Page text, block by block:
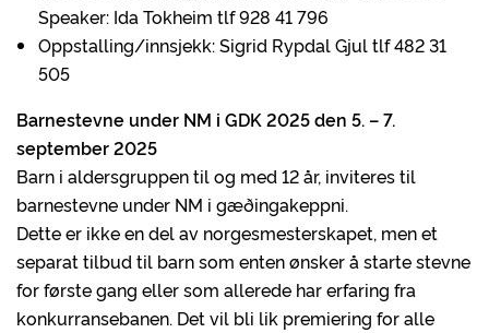
Speaker: Ida Tokheim tlf 928 41 796
Oppstalling/innsjekk: Sigrid Rypdal Gjul tlf 482 31
505
Barnestevne under NM i GDK 2025 den 5. – 7.
september 2025
Barn i aldersgruppen til og med 12 år, inviteres til
barnestevne under NM i gæðingakeppni.
Dette er ikke en del av norgesmesterskapet, men et
separat tilbud til barn som enten ønsker å starte stevne
for første gang eller som allerede har erfaring fra
konkurransebanen. Det vil bli lik premiering for alle